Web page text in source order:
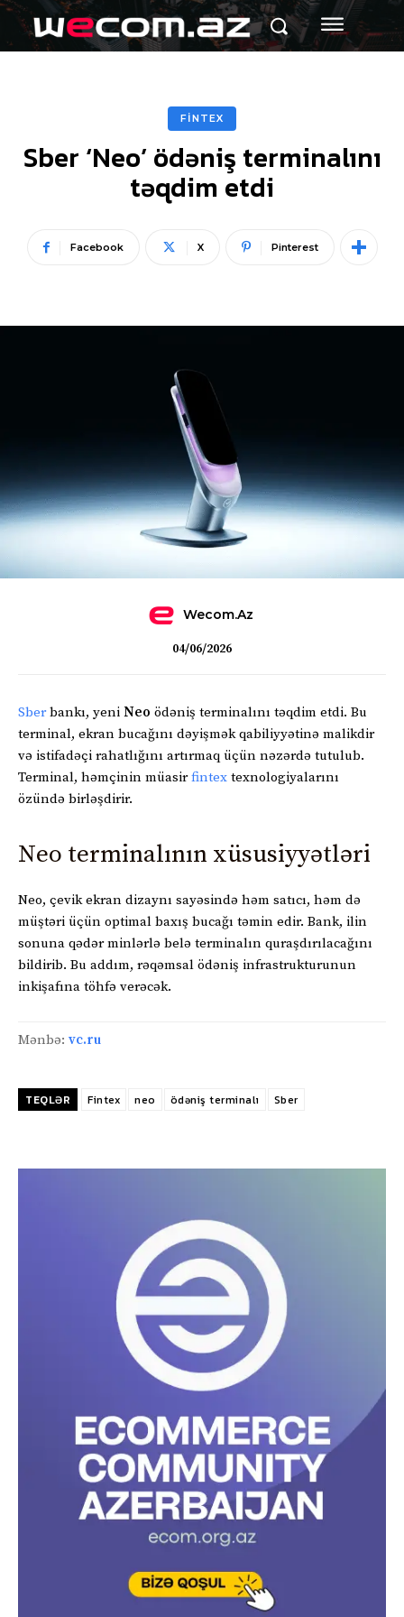
FİNTEX
Sber ‘Neo’ ödəniş terminalını
təqdim etdi
Facebook X Pinterest
Wecom.az
04/06/2026
Sberbankı, yeni Neo ödəniş terminalını təqdim etdi. Bu
terminal, ekran bucağını dəyişmək qabiliyyətinə malikdir
və istifadəçi rahatlığını artırmaq üçün nəzərdə tutulub.
Terminal, həmçinin müasirfintex texnologiyalarını
özündə birləşdirir.
Neo terminalının xüsusiyyətləri
Neo, çevik ekran dizaynı sayəsində həm satıcı, həm də
müştəri üçün optimal baxış bucağı təmin edir. Bank, ilin
sonuna qədər minlərlə belə terminalın quraşdırılacağını
bildirib. Bu addım, rəqəmsal ödəniş infrastrukturunun
inkişafına töhfə verəcək.
Mənbə: vc.ru
TEQLƏR Fintex neo ödəniş terminalı Sber